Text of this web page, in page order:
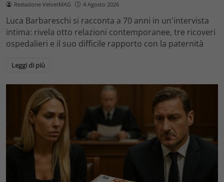
Redazione VelvetMAG 4 Agosto 2026
Luca Barbareschi si racconta a 70 anni in un'intervista
intima: rivela otto relazioni contemporanee, tre ricoveri
ospedalieri e il suo difficile rapporto con la paternità
Leggi di più